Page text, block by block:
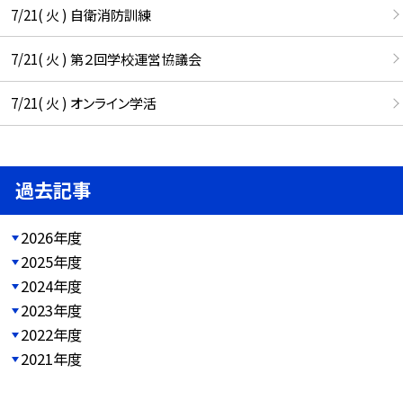
7/21( 火 ) 自衛消防訓練
7/21( 火 ) 第２回学校運営協議会
7/21( 火 ) オンライン学活
過去記事
2026年度
2025年度
2024年度
2023年度
2022年度
2021年度